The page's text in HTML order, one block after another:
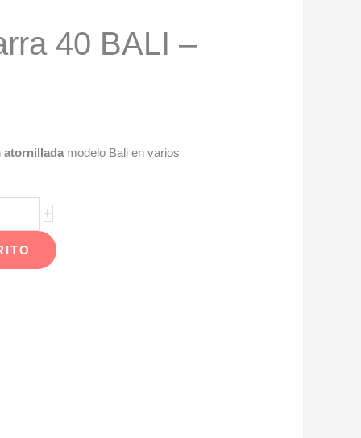
40 BALI –
atornillada modelo Bali en varios
+